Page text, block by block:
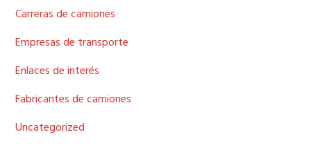
Carreras de camiones
Empresas de transporte
Enlaces de interés
Fabricantes de camiones
Uncategorized